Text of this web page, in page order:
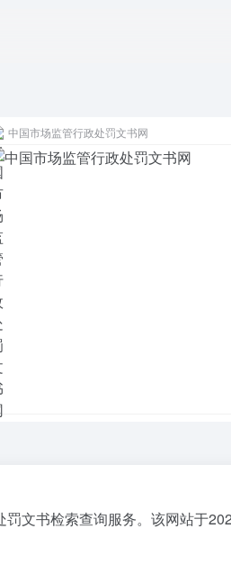
中国市场监管行政处罚文书网
文书检索查询服务。该网站于